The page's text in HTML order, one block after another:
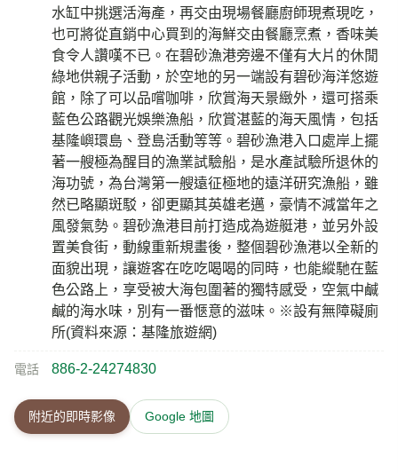
水缸中挑選活海產，再交由現場餐廳廚師現煮現吃，
也可將從直銷中心買到的海鮮交由餐廳烹煮，香味美
食令人讚嘆不已。在碧砂漁港旁邊不僅有大片的休閒
綠地供親子活動，於空地的另一端設有碧砂海洋悠遊
館，除了可以品嚐咖啡，欣賞海天景緻外，還可搭乘
藍色公路觀光娛樂漁船，欣賞湛藍的海天風情，包括
基隆嶼環島、登島活動等等。碧砂漁港入口處岸上擺
著一艘極為醒目的漁業試驗船，是水產試驗所退休的
海功號，為台灣第一艘遠征極地的遠洋研究漁船，雖
然已略顯斑駁，卻更顯其英雄老邁，豪情不減當年之
風發氣勢。碧砂漁港目前打造成為遊艇港，並另外設
置美食街，動線重新規畫後，整個碧砂漁港以全新的
面貌出現，讓遊客在吃吃喝喝的同時，也能縱馳在藍
色公路上，享受被大海包圍著的獨特感受，空氣中鹹
鹹的海水味，別有一番愜意的滋味。※設有無障礙廁
所(資料來源：基隆旅遊網)
電話 886-2-24274830
附近的即時影像 Google 地圖